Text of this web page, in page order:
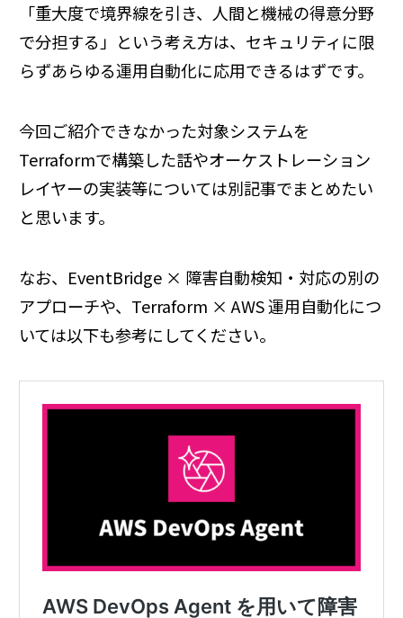
「重大度で境界線を引き、人間と機械の得意分野
で分担する」という考え方は、セキュリティに限
らずあらゆる運用自動化に応用できるはずです。
今回ご紹介できなかった対象システムを
Terraformで構築した話やオーケストレーション
レイヤーの実装等については別記事でまとめたい
と思います。
なお、EventBridge × 障害自動検知・対応の別の
アプローチや、Terraform × AWS 運用自動化につ
いては以下も参考にしてください。